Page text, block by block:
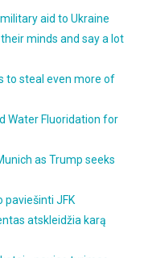
aid to Ukraine
minds and say a lot
to steal even more of
Water Fluoridation for
as Trump seeks
paviešinti JFK
atskleidžia karą